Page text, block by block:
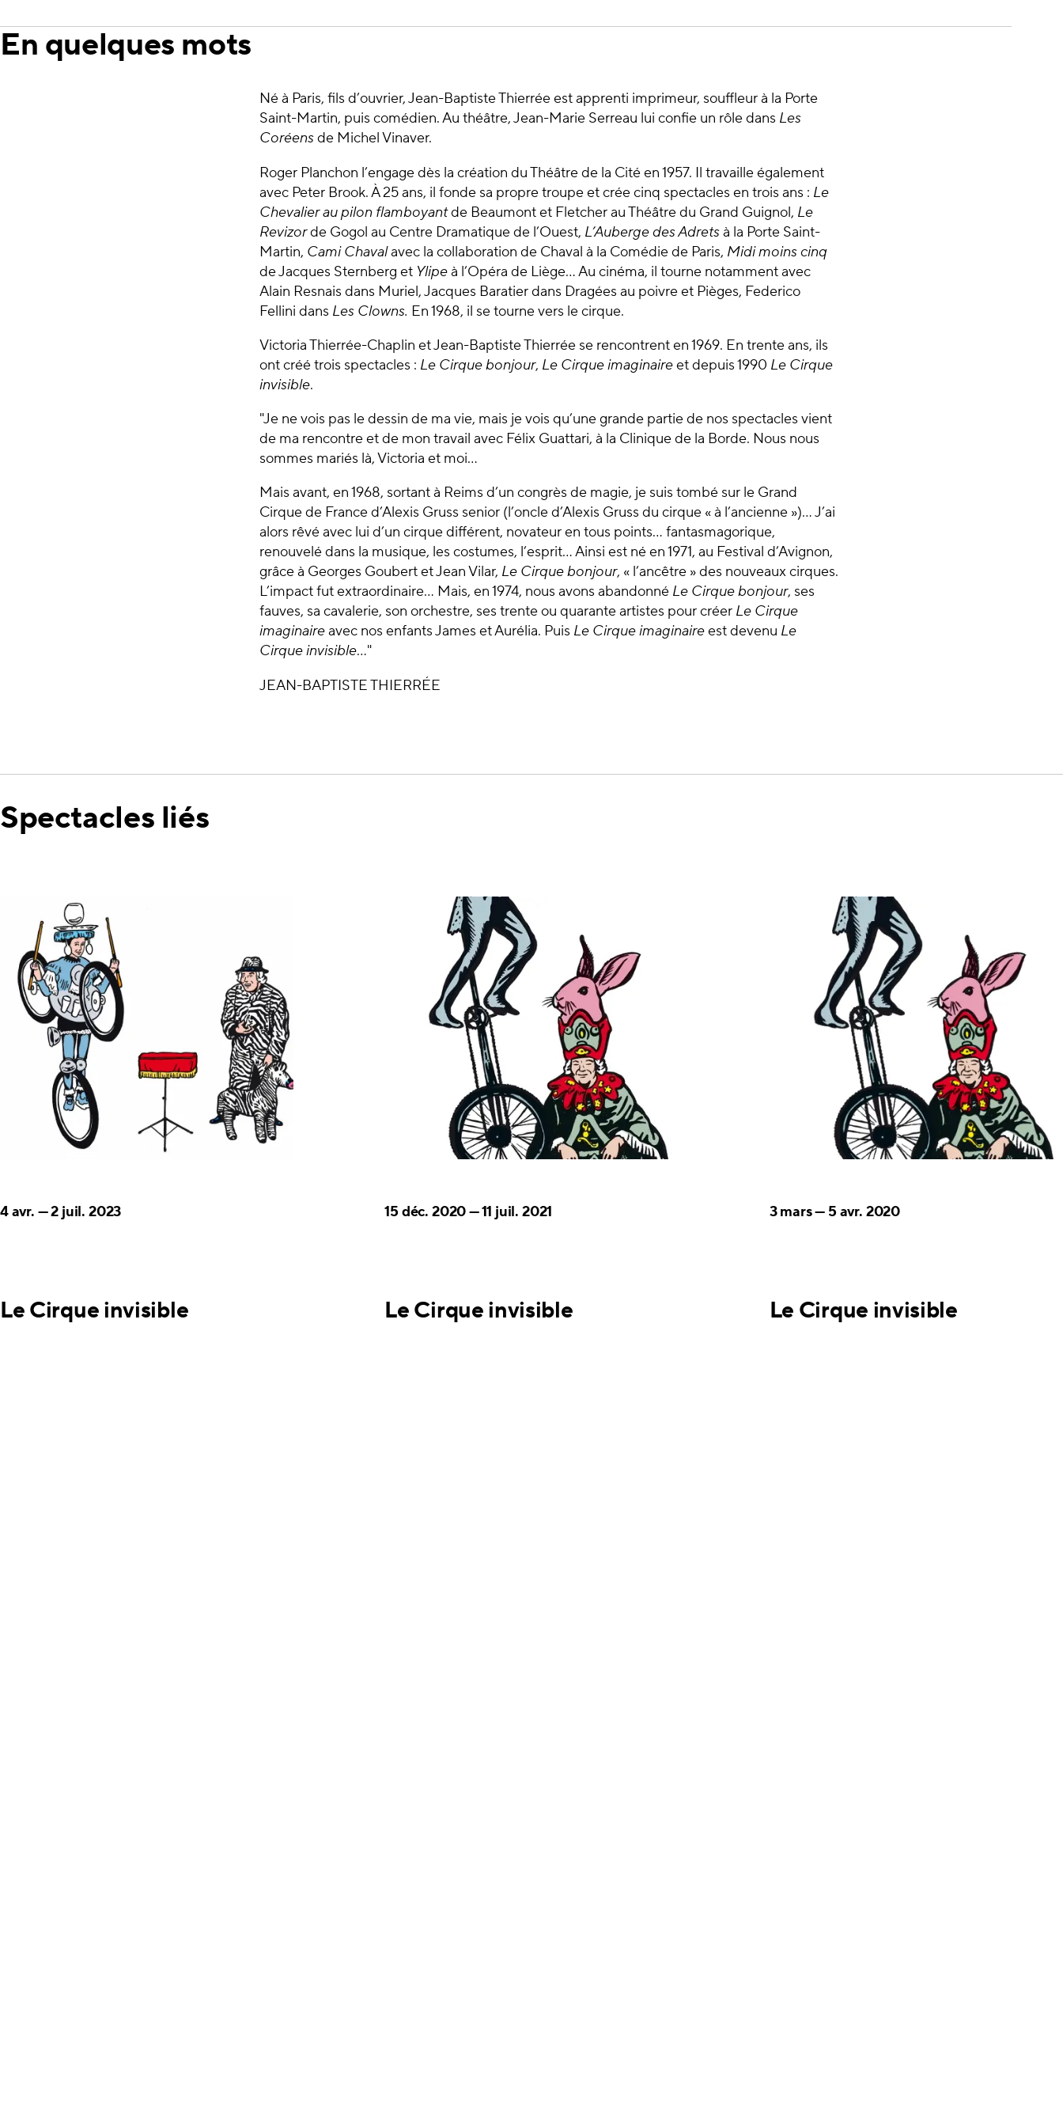
En quelques mots
Né à Paris, fils d’ouvrier, Jean-Baptiste Thierrée est apprenti imprimeur, souffleur à la Porte
Saint-Martin, puis comédien. Au théâtre, Jean-Marie Serreau lui confie un rôle dans Les
Coréensde Michel Vinaver.
Roger Planchon l’engage dès la création du Théâtre de la Cité en 1957. Il travaille également
avec Peter Brook. À 25 ans, il fonde sa propre troupe et crée cinq spectacles en trois ans : Le
Chevalier au pilon flamboyantde Beaumont et Fletcher au Théâtre du Grand Guignol, Le
Revizorde Gogol au Centre Dramatique de l’Ouest, L’Auberge des Adretsà la Porte Saint-
Martin, Cami Chavalavec la collaboration de Chaval à la Comédie de Paris, Midi moins cinq
de Jacques Sternberg et Ylipeà l’Opéra de Liège… Au cinéma, il tourne notamment avec
Alain Resnais dans Muriel, Jacques Baratier dans Dragées au poivre et Pièges, Federico
Fellini dans Les Clowns. En 1968, il se tourne vers le cirque.
Victoria Thierrée-Chaplin et Jean-Baptiste Thierrée se rencontrent en 1969. En trente ans, ils
ont créé trois spectacles : Le Cirque bonjour, Le Cirque imaginaireet depuis 1990 Le Cirque
invisible.
"Je ne vois pas le dessin de ma vie, mais je vois qu’une grande partie de nos spectacles vient
de ma rencontre et de mon travail avec Félix Guattari, à la Clinique de la Borde. Nous nous
sommes mariés là, Victoria et moi…
Mais avant, en 1968, sortant à Reims d’un congrès de magie, je suis tombé sur le Grand
Cirque de France d’Alexis Gruss senior (l’oncle d’Alexis Gruss du cirque « à l’ancienne »)… J’ai
alors rêvé avec lui d’un cirque différent, novateur en tous points… fantasmagorique,
renouvelé dans la musique, les costumes, l’esprit… Ainsi est né en 1971, au Festival d’Avignon,
grâce à Georges Goubert et Jean Vilar, Le Cirque bonjour, « l’ancêtre » des nouveaux cirques.
L’impact fut extraordinaire… Mais, en 1974, nous avons abandonné Le Cirque bonjour, ses
fauves, sa cavalerie, son orchestre, ses trente ou quarante artistes pour créer Le Cirque
imaginaireavec nos enfants James et Aurélia. Puis Le Cirque imaginaireest devenu Le
Cirque invisible…"
JEAN-BAPTISTE THIERRÉE
Spectacles liés
Le Cirque invisible
4 avr. —2 juil. 2023
Le Cirque invisible
15 déc. 2020—11 juil. 2021
Le Cirque invisible
3 mars— 5 avr. 2020